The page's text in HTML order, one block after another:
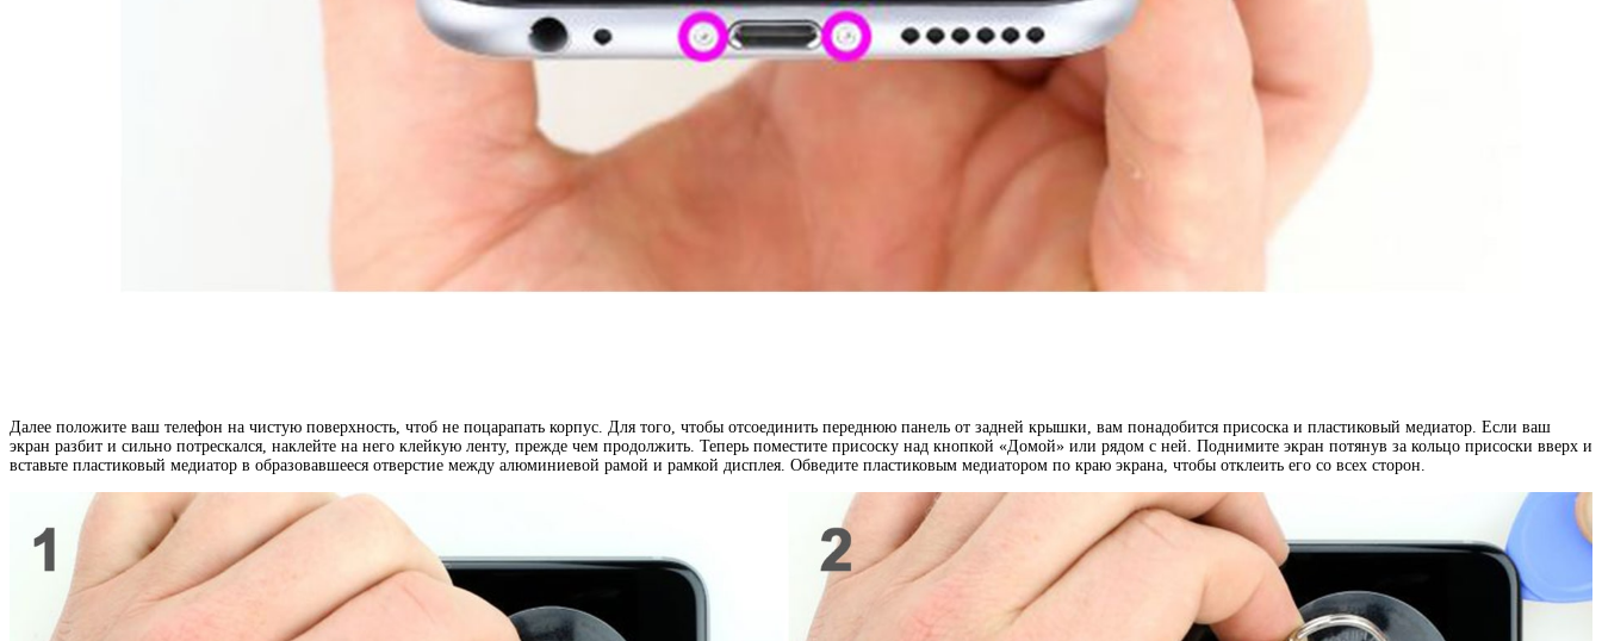
Далее положите ваш телефон на чистую поверхность, чтоб не поцарапать корпус. Для того, чтобы отсоединить переднюю панель от задней крышки, вам понадобится присоска и пластиковый медиатор. Если ваш
экран разбит и сильно потрескался, наклейте на него клейкую ленту, прежде чем продолжить. Теперь поместите присоску над кнопкой «Домой» или рядом с ней. Поднимите экран потянув за кольцо присоски вверх и
вставьте пластиковый медиатор в образовавшееся отверстие между алюминиевой рамой и рамкой дисплея. Обведите пластиковым медиатором по краю экрана, чтобы отклеить его со всех сторон.